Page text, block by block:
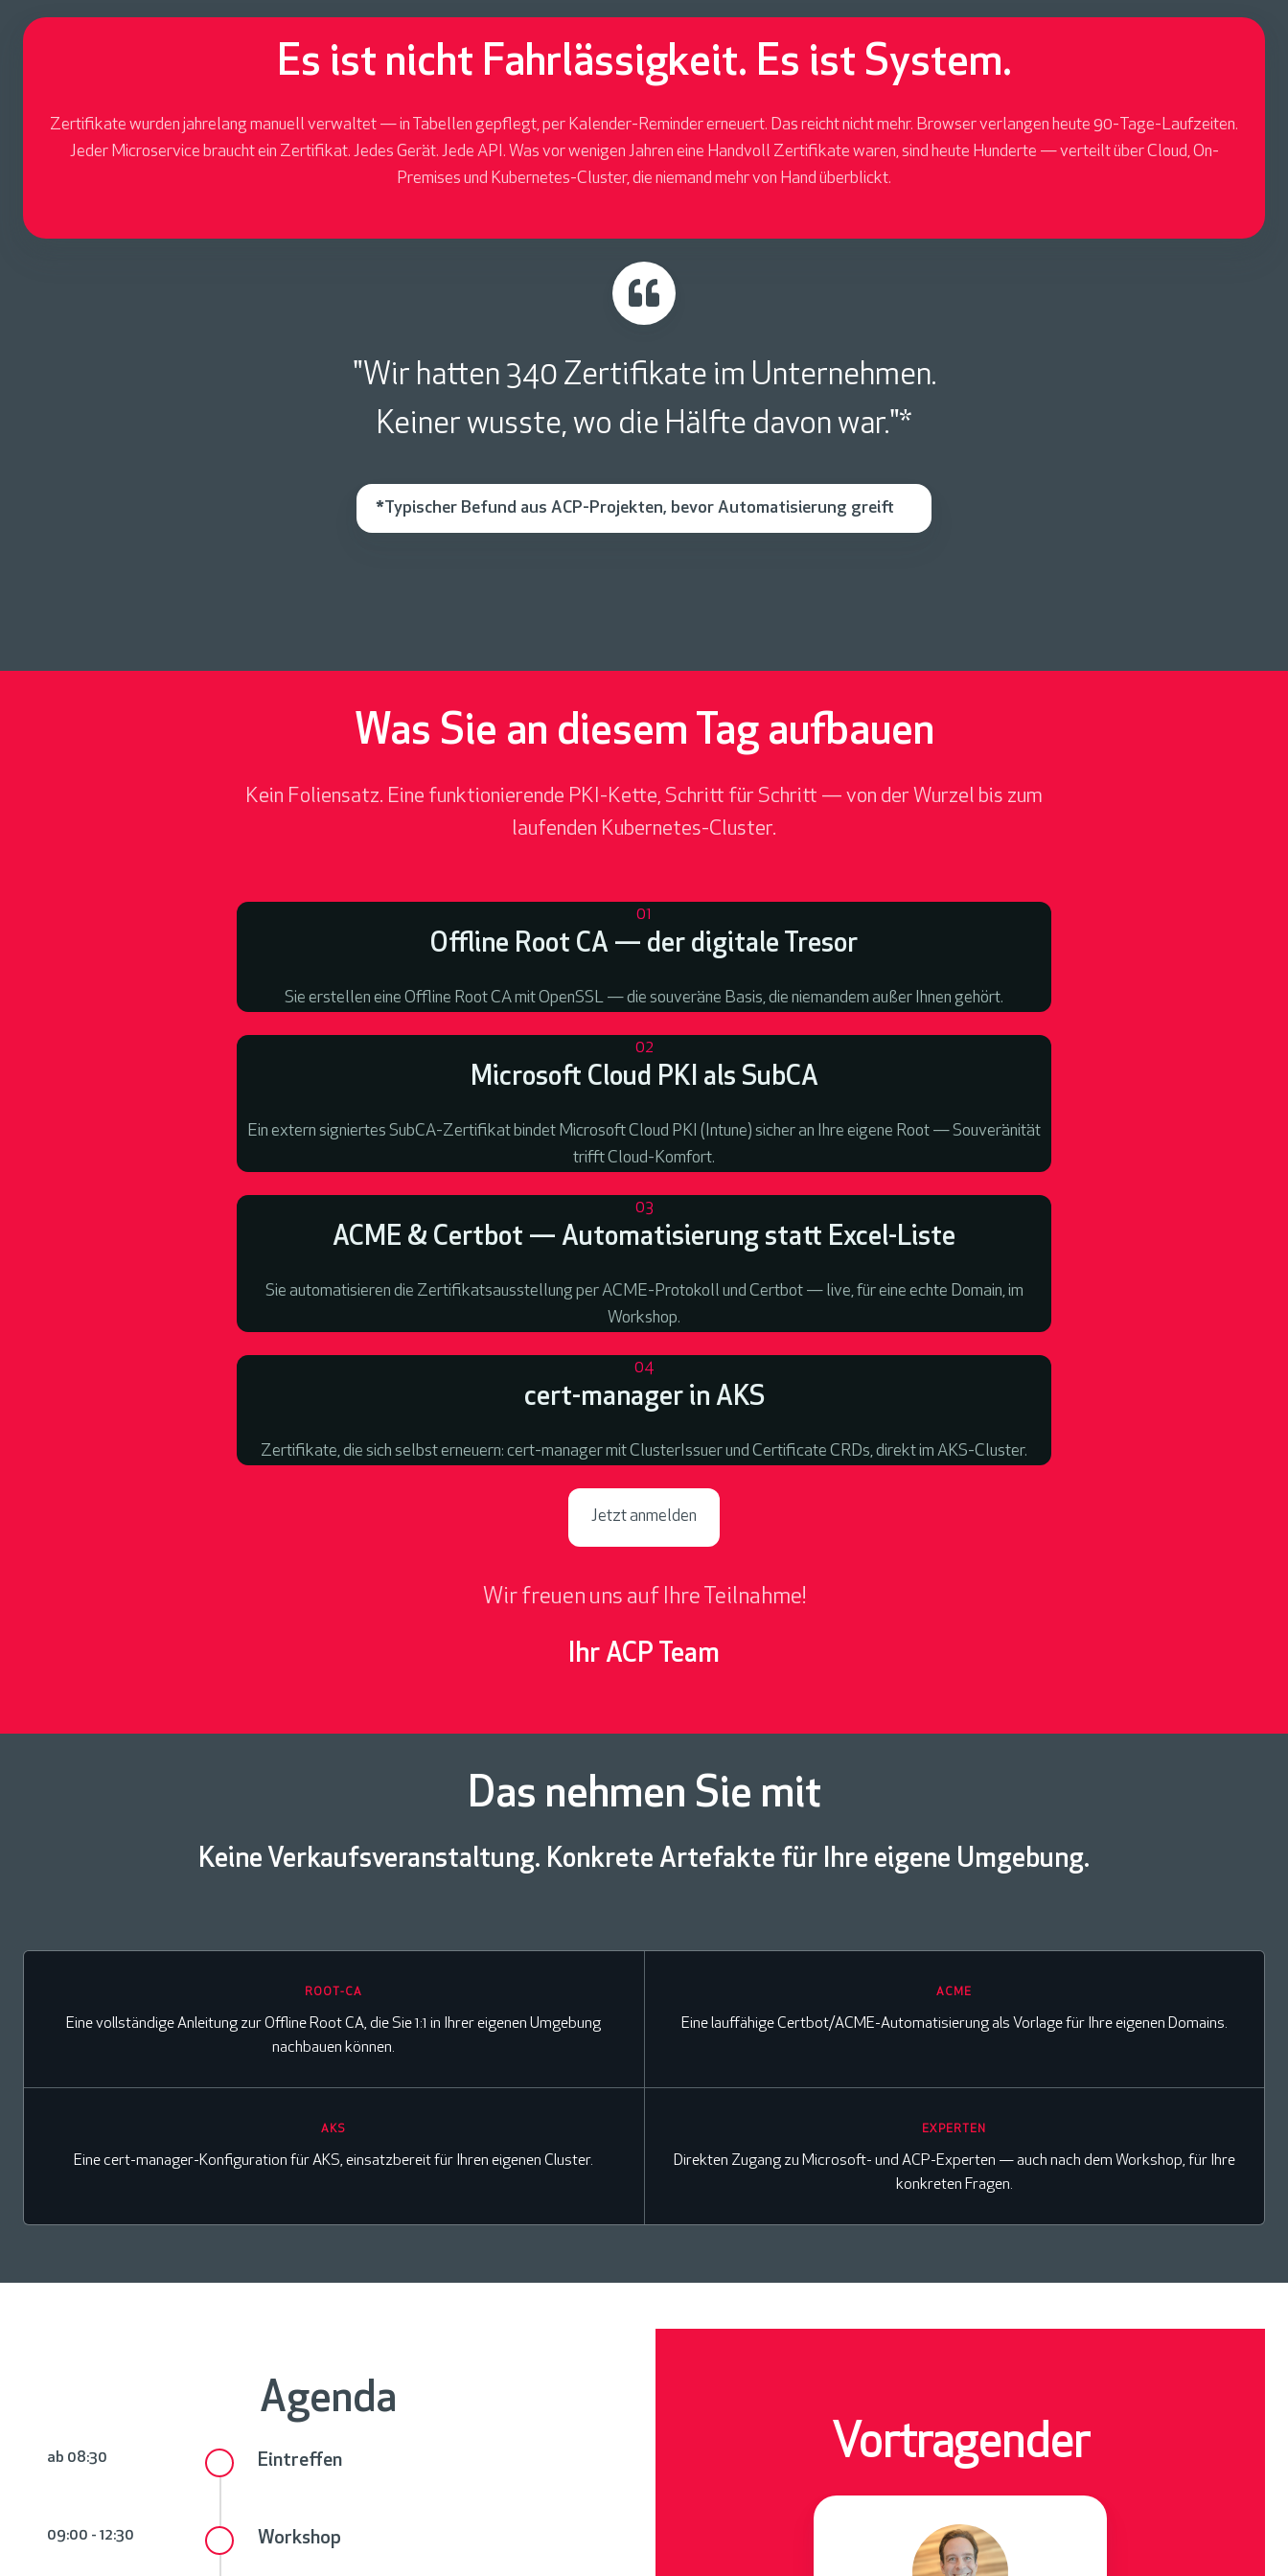
Es ist nicht Fahrlässigkeit. Es ist System.
Zertifikate wurden jahrelang manuell verwaltet — in Tabellen gepflegt, per Kalender-Reminder erneuert. Das reicht nicht mehr. Browser verlangen heute 90-Tage-Laufzeiten.
Jeder Microservice braucht ein Zertifikat. Jedes Gerät. Jede API. Was vor wenigen Jahren eine Handvoll Zertifikate waren, sind heute Hunderte — verteilt über Cloud, On-
Premises und Kubernetes-Cluster, die niemand mehr von Hand überblickt.
"Wir hatten 340 Zertifikate im Unternehmen.
Keiner wusste, wo die Hälfte davon war."*
*Typischer Befund aus ACP-Projekten, bevor Automatisierung greift
Was Sie an diesem Tag aufbauen
Kein Foliensatz. Eine funktionierende PKI-Kette, Schritt für Schritt — von der Wurzel bis zum
laufenden Kubernetes-Cluster.
01
Offline Root CA — der digitale Tresor
Sie erstellen eine Offline Root CA mit OpenSSL — die souveräne Basis, die niemandem außer Ihnen gehört.
02
Microsoft Cloud PKI als SubCA
Ein extern signiertes SubCA-Zertifikat bindet Microsoft Cloud PKI (Intune) sicher an Ihre eigene Root — Souveränität
trifft Cloud-Komfort.
03
ACME & Certbot — Automatisierung statt Excel-Liste
Sie automatisieren die Zertifikatsausstellung per ACME-Protokoll und Certbot — live, für eine echte Domain, im
Workshop.
04
cert-manager in AKS
Zertifikate, die sich selbst erneuern: cert-manager mit ClusterIssuer und Certificate CRDs, direkt im AKS-Cluster.
Jetzt anmelden
Wir freuen uns auf Ihre Teilnahme!
Ihr ACP Team
Das nehmen Sie mit
Keine Verkaufsveranstaltung. Konkrete Artefakte für Ihre eigene Umgebung.
ROOT-CA
Eine vollständige Anleitung zur Offline Root CA, die Sie 1:1 in Ihrer eigenen Umgebung
nachbauen können.
ACME
Eine lauffähige Certbot/ACME-Automatisierung als Vorlage für Ihre eigenen Domains.
AKS
Eine cert-manager-Konfiguration für AKS, einsatzbereit für Ihren eigenen Cluster.
EXPERTEN
Direkten Zugang zu Microsoft- und ACP-Experten — auch nach dem Workshop, für Ihre
konkreten Fragen.
Agenda
ab 08:30 Eintreffen
09:00 - 12:30 Workshop
Vortragender